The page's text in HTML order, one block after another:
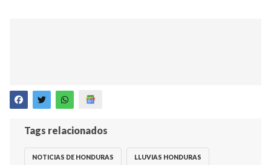
Tags relacionados
NOTICIAS DE HONDURAS LLUVIAS HONDURAS